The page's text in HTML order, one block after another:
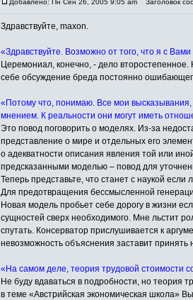
Добавлено: Пн Сен 26, 2005 9:05 am Заголовок
Здравствуйте, maxon.
«Здравствуйте. Возможно от того, что я с
Церемониал, конечно, - дело второстепенное.
себе обсуждение бреда постоянно
«Потому что, понимаю. Все мои
мнением. К реальности они могут иметь
Это повод поговорить о моделях. Из-за
представление о мире и отдельных его
о адекватности описания явления той или
предсказанными моделью – повод для
Теперь представьте, что станет с наукой
Для предотвращения бессмысленной
Новая модель пробьет себе дорогу в жизни
сущностей сверх необходимого. Мне льстит
спутать. Консерватор прислушивается к
невозможность объяснения заставит
«На самом деле, теория трудовой стоимости
Не буду вдаваться в подробности, но теория
в теме «Австрийская экономическая школа»